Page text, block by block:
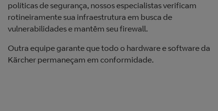
políticas de segurança, nossos especialistas verificam
rotineiramente sua infraestrutura em busca de
vulnerabilidades e mantêm seu firewall.
Outra equipe garante que todo o hardware e software da
Kärcher permaneçam em conformidade.